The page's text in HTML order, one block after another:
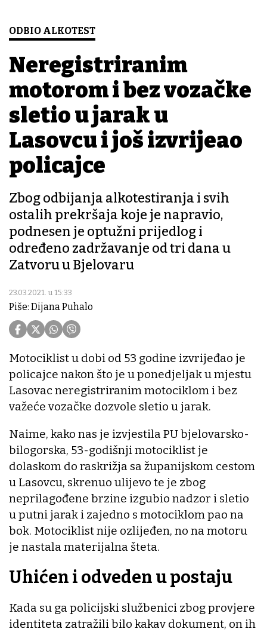
ODBIO ALKOTEST
Neregistriranim
motorom i bez vozačke
sletio u jarak u
Lasovcu i još izvrijeđao
policajce
Zbog odbijanja alkotestiranja i svih
ostalih prekršaja koje je napravio,
podnesen je optužni prijedlog i
određeno zadržavanje od tri dana u
Zatvoru u Bjelovaru
23.03.2021. u 15:33
Piše: Dijana Puhalo
Motociklist u dobi od 53 godine izvrijeđao je
policajce nakon što je u ponedjeljak u mjestu
Lasovac neregistriranim motociklom i bez
važeće vozačke dozvole sletio u jarak.
Naime, kako nas je izvjestila PU bjelovarsko-
bilogorska, 53-godišnji motociklist je
dolaskom do raskrižja sa županijskom cestom
u Lasovcu, skrenuo ulijevo te je zbog
neprilagođene brzine izgubio nadzor i sletio
u putni jarak i zajedno s motociklom pao na
bok. Motociklist nije ozlijeđen, no na motoru
je nastala materijalna šteta.
Uhićen i odveden u postaju
Kada su ga policijski službenici zbog provjere
identiteta zatražili bilo kakav dokument, on ih